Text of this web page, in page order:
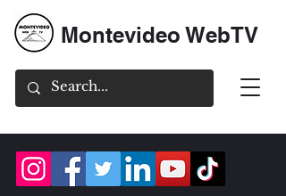
Montevideo WebTV